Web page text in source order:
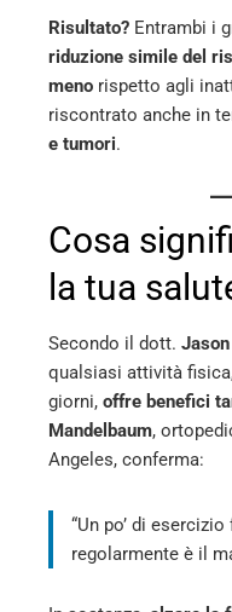
Risultato? Entrambi i
riduzione simile del
meno rispetto agli
riscontrato anche in
e tumori.
Cosa
la tua
Secondo il dott.
qualsiasi attività
giorni, offre benefici
Mandelbaum,
Angeles, conferma:
“Un po’ di
regolarmente è il